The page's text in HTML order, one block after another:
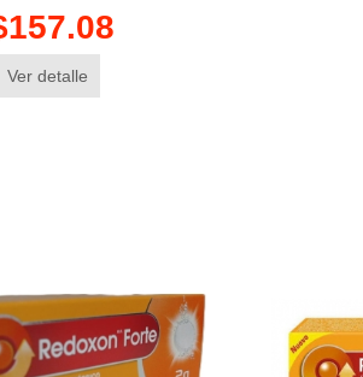
Ver detalle